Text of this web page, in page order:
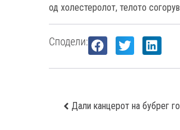
од холестеролот, телото
Сподели: